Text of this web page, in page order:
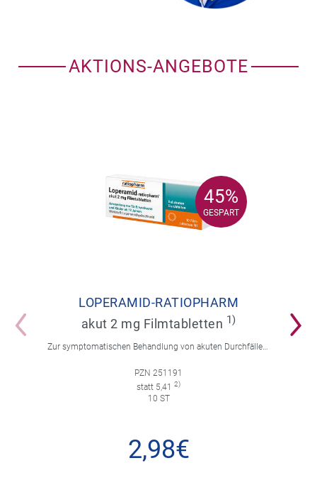
AKTIONS-ANGEBOTE
45%
GESPART
45%
GESPART
LOPERAMID-RATIOPHARM
akut 2 mg Filmtabletten 1)
Zur symptomatischen Behandlung von akuten Durchfällen für Erwachsene und Kinder ab 12 Jahren.
PZN 251191
statt 5,41 2)
10 ST
2,98€